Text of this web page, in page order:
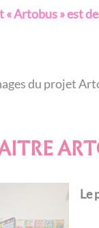
« Artobus » est
du projet
Le